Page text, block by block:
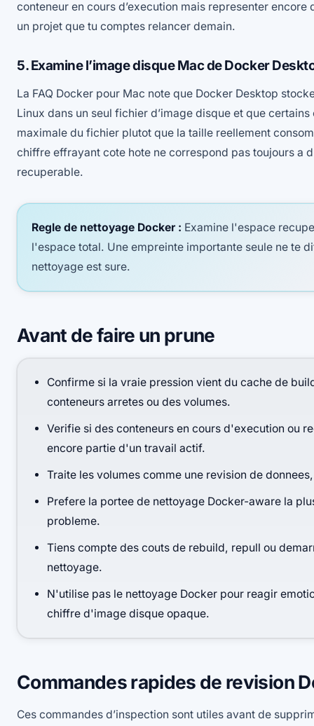
conteneur en cours d’execution mais representer
un projet que tu comptes relancer demain.
5. Examine l’image disque Mac de Docker
La FAQ Docker pour Mac note que Docker Desktop
Linux dans un seul fichier d’image disque et que
maximale du fichier plutot que la taille reellement
chiffre effrayant cote hote ne correspond pas toujours a
recuperable.
Regle de nettoyage Docker : Examine l'espace
l'espace total. Une empreinte importante seule ne te
nettoyage est sure.
Avant de faire un prune
Confirme si la vraie pression vient du cache de
conteneurs arretes ou des volumes.
Verifie si des conteneurs en cours d'execution ou
encore partie d'un travail actif.
Traite les volumes comme une revision de
Prefere la portee de nettoyage Docker-aware la
probleme.
Tiens compte des couts de rebuild, repull ou
nettoyage.
N'utilise pas le nettoyage Docker pour reagir
chiffre d'image disque opaque.
Commandes rapides de revision
Ces commandes d’inspection sont utiles avant de